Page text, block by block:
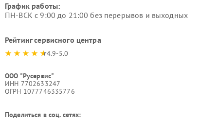
График работы:
ПН-ВСК с 9:00 до 21:00 без перерывов и выходных
Рейтинг сервисного центра
4.9-5.0
ООО "Русервис"
ИНН 7702633247
ОГРН 1077746335776
Поделиться в соц. сетях: